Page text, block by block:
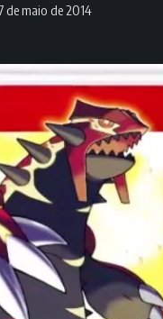
de maio de 2014